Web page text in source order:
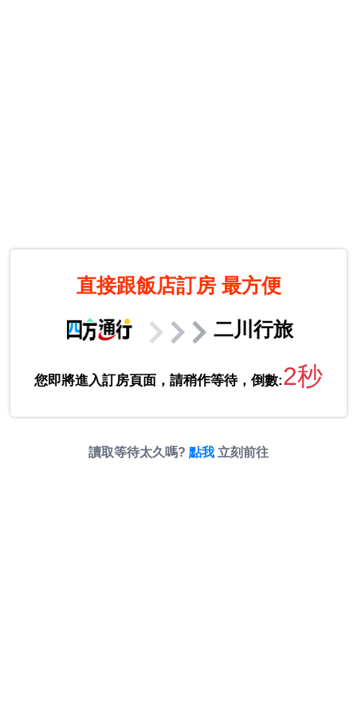
直接跟飯店訂房 最方便
二川行旅
您即將進入訂房頁面，請稍作等待，倒數:2秒
讀取等待太久嗎? 點我 立刻前往